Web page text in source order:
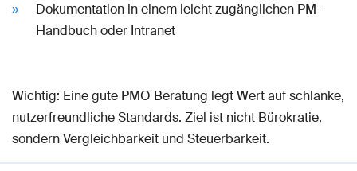
Dokumentation in einem leicht zugänglichen PM-
Handbuch oder Intranet
Wichtig: Eine gute PMO Beratung legt Wert auf schlanke,
nutzerfreundliche Standards. Ziel ist nicht Bürokratie,
sondern Vergleichbarkeit und Steuerbarkeit.